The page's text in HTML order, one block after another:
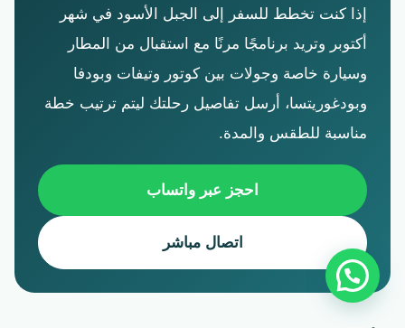
إذا كنت تخطط للسفر إلى الجبل الأسود في شهر
أكتوبر وتريد برنامجًا مرنًا مع استقبال من المطار
وسيارة خاصة وجولات بين كوتور وتيفات وبودفا
وبودغوريتسا، أرسل تفاصيل رحلتك ليتم ترتيب خطة
مناسبة للطقس والمدة.
احجز عبر واتساب
اتصال مباشر